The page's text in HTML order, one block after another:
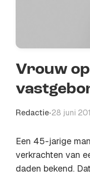
Vrouw
Redactie•28 juni
Een 45-jarige
verkrachten van
daden bekend.